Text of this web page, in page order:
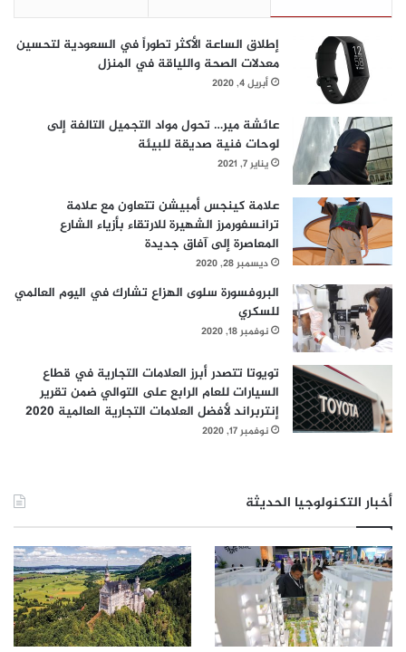
سوف تتاح لزوار إكسبو 2020 دبي فرصة الحجز لحضور فعاليات
“حوار الثقافات” من خلال الموقع الإلكتروني بداية من 15 سبتمبر.
إطلاق الساعة الأكثر تطوراً في السعودية لتحسين
معدلات الصحة واللياقة في المنزل
أبريل 4, 2020
عائشة مير… تحول مواد التجميل التالفة إلى
لوحات فنية صديقة للبيئة
يناير 7, 2021
علامة كينجس أمبيشن تتعاون مع علامة
ترانسفورمرز الشهيرة للارتقاء بأزياء الشارع
المعاصرة إلى آفاق جديدة
ديسمبر 28, 2020
البروفسورة سلوى الهزاع تشارك في اليوم العالمي
للسكري
نوفمبر 18, 2020
تويوتا تتصدر أبرز العلامات التجارية في قطاع
السيارات للعام الرابع على التوالي ضمن تقرير
إنتربراند لأفضل العلامات التجارية العالمية 2020
نوفمبر 17, 2020
أخبار التكنولوجيا الحديثة